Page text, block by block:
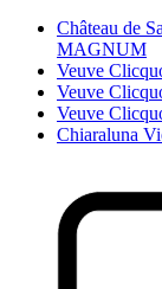
Château de
MAGNUM
Veuve
Veuve
Veuve
Chiaraluna